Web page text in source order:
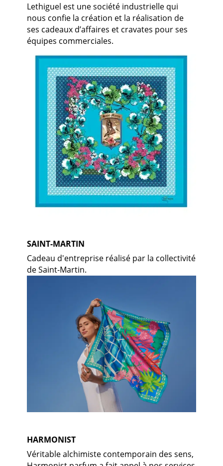
Lethiguel est une société industrielle qui
nous confie la création et la réalisation de
ses cadeaux d’affaires et cravates pour ses
équipes commerciales.
SAINT-MARTIN
Cadeau d'entreprise réalisé par la collectivité
de Saint-Martin.
HARMONIST
Véritable alchimiste contemporain des sens,